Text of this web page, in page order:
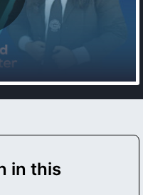
in this